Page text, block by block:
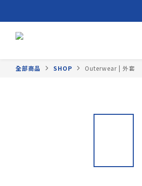
全部商品 SHOP Outerwear | 外套